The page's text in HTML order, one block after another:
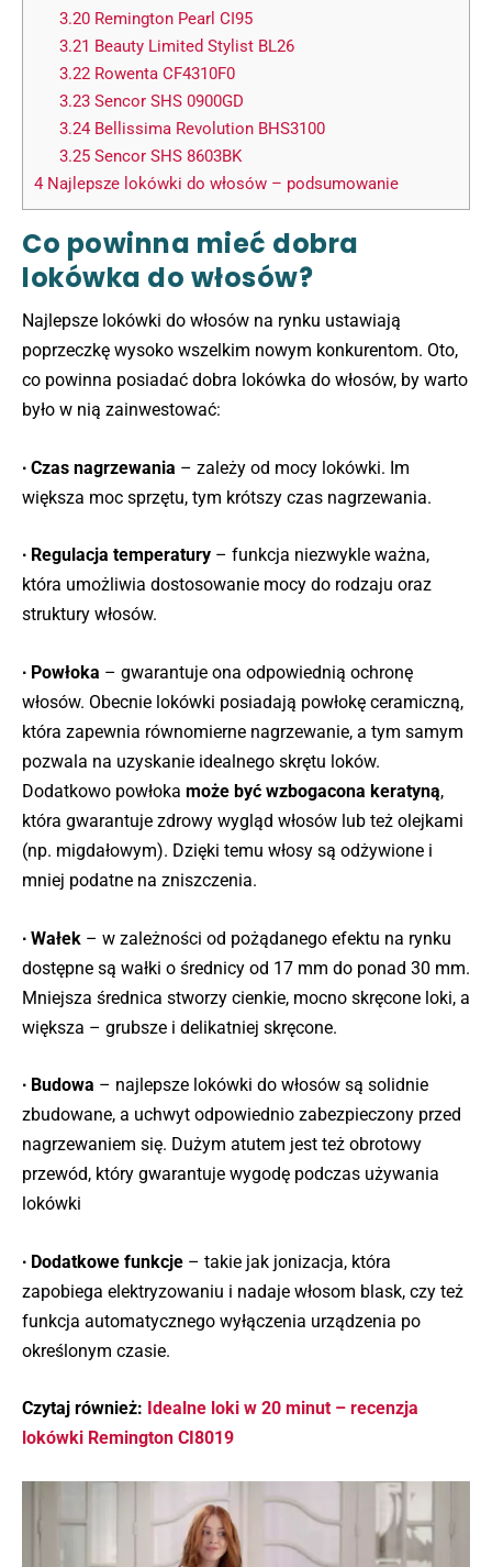
3.20Remington Pearl CI95
3.21 Beauty Limited Stylist BL26
3.22Rowenta CF4310F0
3.23Sencor SHS 0900GD
3.24Bellissima Revolution BHS3100
3.25Sencor SHS 8603BK
4 Najlepsze lokówki do włosów – podsumowanie
Co powinna mieć dobra
lokówka do włosów?
Najlepsze lokówki do włosów na rynku ustawiają
poprzeczkę wysoko wszelkim nowym konkurentom. Oto,
co powinna posiadać dobra lokówka do włosów, by warto
było w nią zainwestować:
∙ Czas nagrzewania – zależy od mocy lokówki. Im
większa moc sprzętu, tym krótszy czas nagrzewania.
∙ Regulacja temperatury – funkcja niezwykle ważna,
która umożliwia dostosowanie mocy do rodzaju oraz
struktury włosów.
∙ Powłoka – gwarantuje ona odpowiednią ochronę
włosów. Obecnie lokówki posiadają powłokę ceramiczną,
która zapewnia równomierne nagrzewanie, a tym samym
pozwala na uzyskanie idealnego skrętu loków.
Dodatkowo powłoka może być wzbogacona keratyną,
która gwarantuje zdrowy wygląd włosów lub też olejkami
(np. migdałowym). Dzięki temu włosy są odżywione i
mniej podatne na zniszczenia.
∙ Wałek – w zależności od pożądanego efektu na rynku
dostępne są wałki o średnicy od 17 mm do ponad 30 mm.
Mniejsza średnica stworzy cienkie, mocno skręcone loki, a
większa – grubsze i delikatniej skręcone.
∙ Budowa – najlepsze lokówki do włosów są solidnie
zbudowane, a uchwyt odpowiednio zabezpieczony przed
nagrzewaniem się. Dużym atutem jest też obrotowy
przewód, który gwarantuje wygodę podczas używania
lokówki
∙ Dodatkowe funkcje – takie jak jonizacja, która
zapobiega elektryzowaniu i nadaje włosom blask, czy też
funkcja automatycznego wyłączenia urządzenia po
określonym czasie.
Czytaj również: Idealne loki w 20 minut – recenzja
lokówki Remington CI8019